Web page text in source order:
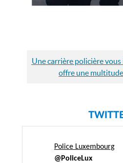
Une carrière policière vous
offre une
Police Luxembourg
@PoliceLux